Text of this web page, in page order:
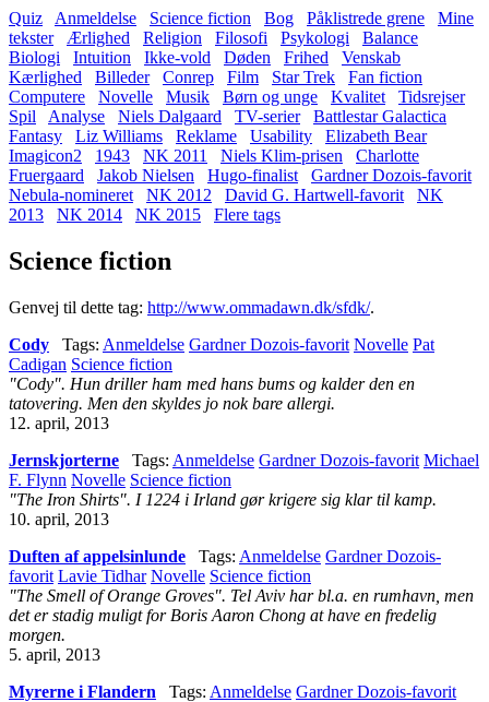
Quiz Anmeldelse Science fiction Bog Påklistrede grene
Mine
tekster
Ærlighed Religion Filosofi Psykologi
Balance
Biologi
Intuition Ikke-vold Døden Frihed
Venskab
Kærlighed
Billeder Conrep Film Star Trek
Fan fiction
Computere
Novelle Musik Børn og unge Kvalitet
Tidsrejser
Spil
Analyse Niels Dalgaard TV-serier
Battlestar Galactica
Fantasy
Liz Williams Reklame Usability
Elizabeth Bear
Imagicon2
1943 NK 2011 Niels Klim-prisen
Charlotte
Fruergaard
Jakob Nielsen Hugo-finalist
Gardner Dozois-favorit
Nebula-nomineret
NK 2012 David G. Hartwell-favorit
NK
2013
NK 2014 NK 2015 Flere tags
Science fiction
Genvej til dette tag: http://www.ommadawn.dk/sfdk/.
Cody
Tags: Anmeldelse Gardner Dozois-favorit Novelle Pat
Cadigan Science fiction
"Cody". Hun driller ham med hans bums og kalder den en
tatovering. Men den skyldes jo nok bare allergi.
12. april, 2013
Jernskjorterne
Tags: Anmeldelse Gardner Dozois-favorit Michael
F. Flynn Novelle Science fiction
"The Iron Shirts". I 1224 i Irland gør krigere sig klar til kamp.
10. april, 2013
Duften af appelsinlunde
Tags: Anmeldelse Gardner Dozois-
favorit Lavie Tidhar Novelle Science fiction
"The Smell of Orange Groves". Tel Aviv har bl.a. en rumhavn, men
det er stadig muligt for Boris Aaron Chong at have en fredelig
morgen.
5. april, 2013
Myrerne i Flandern
Tags: Anmeldelse Gardner Dozois-favorit